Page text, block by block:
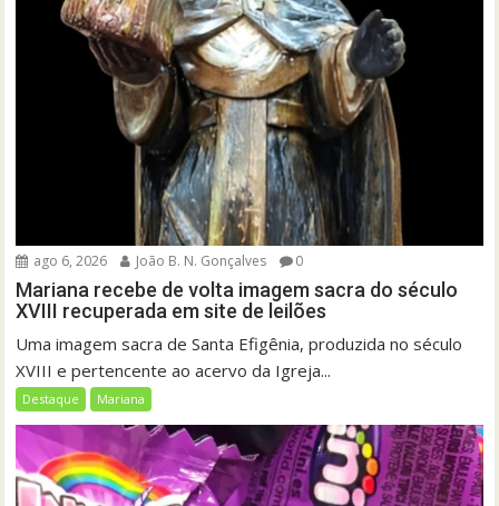
ago 6, 2026 João B. N. Gonçalves 0
Mariana recebe de volta imagem sacra do século
XVIII recuperada em site de leilões
Uma imagem sacra de Santa Efigênia, produzida no século
XVIII e pertencente ao acervo da Igreja...
Destaque Mariana